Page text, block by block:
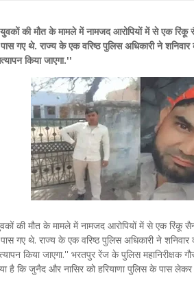
की मौत के मामले में नामजद आरोपियों में से एक रिंकू
गए थे. राज्य के एक वरिष्ठ पुलिस अधिकारी ने शनिवार
किया जाएगा.''
की मौत के मामले में नामजद आरोपियों में से एक रिंकू
गए थे. राज्य के एक वरिष्ठ पुलिस अधिकारी ने शनिवार
किया जाएगा.'' भरतपुर रेंज के पुलिस महानिरीक्षक
है कि जुनैद और नासिर को हरियाणा पुलिस के पास लेकर